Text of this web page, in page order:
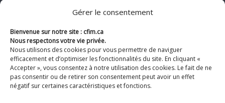
Gérer le consentement
Bienvenue sur notre site : cfim.ca
Nous respectons votre vie privée.
Nous utilisons des cookies pour vous permettre de naviguer
efficacement et d’optimiser les fonctionnalités du site. En cliquant «
Accepter », vous consentez à notre utilisation des cookies. Le fait de ne
pas consentir ou de retirer son consentement peut avoir un effet
négatif sur certaines caractéristiques et fonctions.
Devenir membre de CFIM
Suivez-nous